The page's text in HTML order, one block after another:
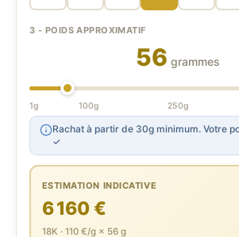
3 - POIDS APPROXIMATIF
56 grammes
1g 100g 250g
Rachat à partir de 30g minimum. Votre
✓
ESTIMATION INDICATIVE
6 160 €
18K · 110 €/g × 56 g